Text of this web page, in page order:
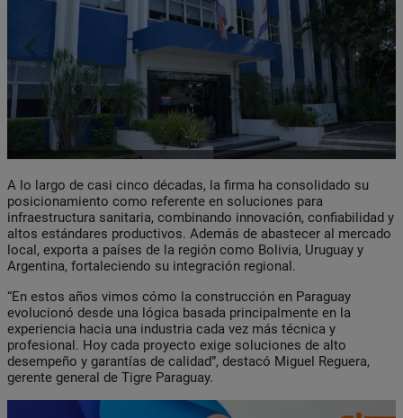
A lo largo de casi cinco décadas, la firma ha consolidado su
posicionamiento como referente en soluciones para
infraestructura sanitaria, combinando innovación, confiabilidad y
altos estándares productivos. Además de abastecer al mercado
local, exporta a países de la región como Bolivia, Uruguay y
Argentina, fortaleciendo su integración regional.
“En estos años vimos cómo la construcción en Paraguay
evolucionó desde una lógica basada principalmente en la
experiencia hacia una industria cada vez más técnica y
profesional. Hoy cada proyecto exige soluciones de alto
desempeño y garantías de calidad”, destacó Miguel Reguera,
gerente general de Tigre Paraguay.